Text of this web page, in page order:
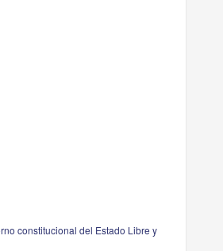
constitucional del Estado Libre y